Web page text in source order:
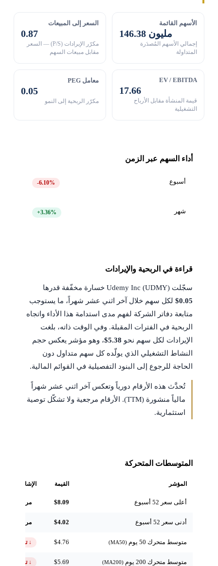
الأسهم القائمة
146.38 مليون
إجمالي الأسهم المُصدَرة
المتداولة
السعر إلى المبيعات
0.87
مكرّر الإيرادات (P/S) — السعر
مقابل مبيعات السهم
EV / EBITDA
17.66
قيمة المنشأة مقابل الأرباح
التشغيلية
معامل PEG
0.05
مكرّر الربحية إلى النمو
أداء السهم عبر الزمن
أسبوع -6.10%
شهر +3.36%
قراءة في الربحية والإيرادات
سجّلت Udemy Inc (UDMY) خسارة مخفّفة قدرها
$0.05لكل سهم خلال آخر اثني عشر شهراً، ما يستوجب
متابعة دفاتر الشركة لفهم مدى استدامة هذا الأداء واتجاه
الربحية في الفترات المقبلة. وفي الوقت ذاته، بلغت
الإيرادات لكل سهم نحو $5.38، وهو مؤشر يعكس حجم
النشاط التشغيلي الذي يولّده كل سهم متداول دون
الحاجة للرجوع إلى البنود التفصيلية في القوائم المالية.
تُحدَّث هذه الأرقام دورياً وتعكس آخر اثني عشر شهراً
مالياً منشورة (TTM). الأرقام مرجعية ولا تشكّل توصية
استثمارية.
المتوسطات المتحركة
المؤشر القيمة الإشارة
أعلى سعر 52 أسبوع $8.09 مرجعي
أدنى سعر 52 أسبوع $4.02 مرجعي
متوسط متحرك 50 يوم $4.76 ↓ تحت
متوسط متحرك 200 يوم $5.69 ↓ تحت